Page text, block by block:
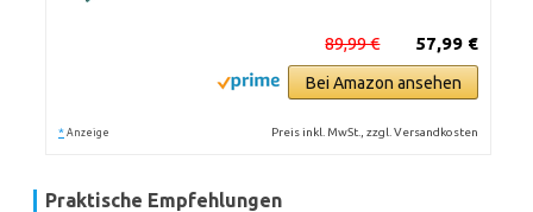
57,99 €
89,99 €
Bei Amazon ansehen
* Anzeige Preis inkl. MwSt., zzgl. Versandkosten
Praktische Empfehlungen